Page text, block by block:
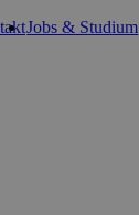
Jobs & Studium